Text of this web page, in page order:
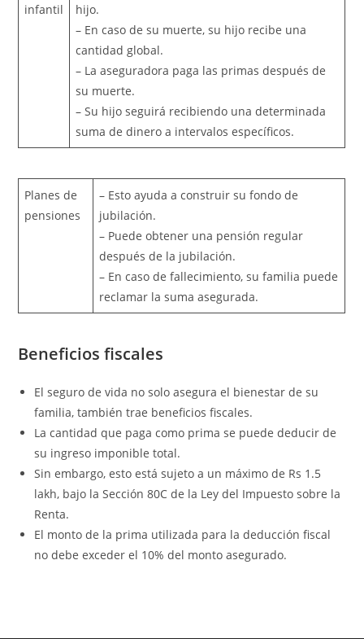
infantil
hijo.
– En caso de su muerte, su hijo recibe una
cantidad global.
– La aseguradora paga las primas después de
su muerte.
– Su hijo seguirá recibiendo una determinada
suma de dinero a intervalos específicos.
Planes de
pensiones
– Esto ayuda a construir su fondo de
jubilación.
– Puede obtener una pensión regular
después de la jubilación.
– En caso de fallecimiento, su familia puede
reclamar la suma asegurada.
Beneficios fiscales
El seguro de vida no solo asegura el bienestar de su
familia, también trae beneficios fiscales.
La cantidad que paga como prima se puede deducir de
su ingreso imponible total.
Sin embargo, esto está sujeto a un máximo de Rs 1.5
lakh, bajo la Sección 80C de la Ley del Impuesto sobre la
Renta.
El monto de la prima utilizada para la deducción fiscal
no debe exceder el 10% del monto asegurado.